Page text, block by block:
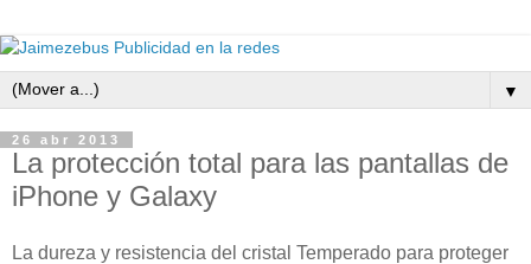
▼
26 abr 2013
La protección total para las pantallas de
iPhone y Galaxy
La dureza y resistencia del cristal Temperado para proteger